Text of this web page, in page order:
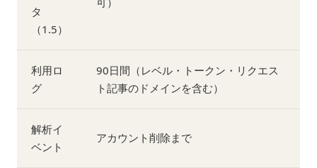
タ
（1.5）
利用ロ
グ
90日間（レベル・トークン・リクエス
ト記事のドメインを含む）
解析イ
ベント
アカウント削除まで